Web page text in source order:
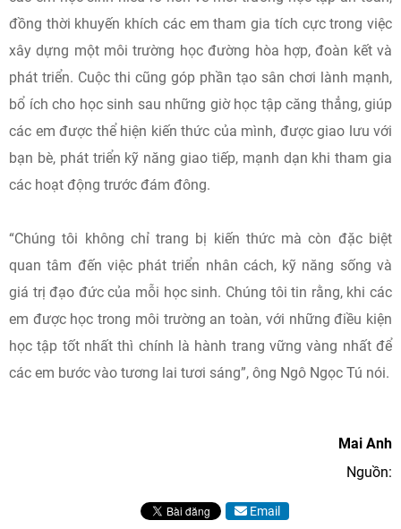
đồng thời khuyến khích các em tham gia tích cực trong việc
xây dựng một môi trường học đường hòa hợp, đoàn kết và
phát triển. Cuộc thi cũng góp phần tạo sân chơi lành mạnh,
bổ ích cho học sinh sau những giờ học tập căng thẳng, giúp
các em được thể hiện kiến thức của mình, được giao lưu với
bạn bè, phát triển kỹ năng giao tiếp, mạnh dạn khi tham gia
các hoạt động trước đám đông.
“Chúng tôi không chỉ trang bị kiến thức mà còn đặc biệt
quan tâm đến việc phát triển nhân cách, kỹ năng sống và
giá trị đạo đức của mỗi học sinh. Chúng tôi tin rằng, khi các
em được học trong môi trường an toàn, với những điều kiện
học tập tốt nhất thì chính là hành trang vững vàng nhất để
các em bước vào tương lai tươi sáng”, ông Ngô Ngọc Tú nói.
Mai Anh
Nguồn:
Email